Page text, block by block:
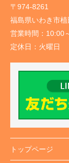
〒974-8261
福島県いわき市
営業時間： 10:00
定休日： 火曜日
トップページ